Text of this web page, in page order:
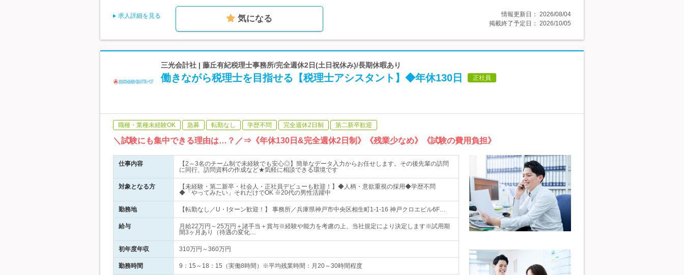
求人詳細を見る 気になる 情報更新日： 2026/08/04
掲載終了予定日： 2026/10/05
三光会計社 | 藤丘有紀税理士事務所/完全週休2日(土日祝休み)/長期休暇あり
働きながら税理士を目指せる【税理士アシスタント】◆年休130日 正社員
職種・業種未経験OK 急募 転勤なし 学歴不問 完全週休2日制 第二新卒歓迎
＼試験にも集中できる理由は…？／⇒《年休130日&完全週休2日制》《残業少なめ》《試験の費用負担》
仕事内容
【2～3名のチーム制で未経験でも安心◎】簡単なデータ入力からお任せします。その後先輩の訪問
に同行、訪問資料の作成など★気軽に相談できる環境です
対象となる方
【未経験・第二新卒・社会人・正社員デビューも歓迎！】◆人柄・意欲重視の採用◆学歴不問
◆「やってみたい」それだけでOK ※20代の男性活躍中
勤務地 【転勤なし／U・Iターン歓迎！】 事務所／兵庫県神戸市中央区相生町1‐1‐16 神戸クロエビル6F…
給与
月給22万円～25万円＋諸手当＋賞与※経験や能力を考慮の上、当社規定により決定します※試用期
間3ヶ月あり（待遇の変化…
初年度年収 310万円～360万円
勤務時間 9：15～18：15（実働8時間）※平均残業時間：月20～30時間程度